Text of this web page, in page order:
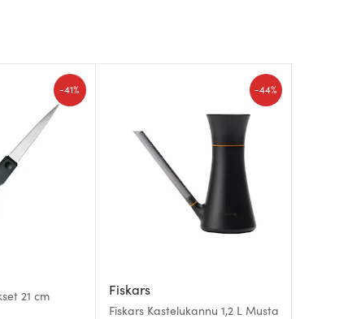
21 cm
-41%
Fiskars
Fiskars Kastelukannu 1,2 L Musta
-44%